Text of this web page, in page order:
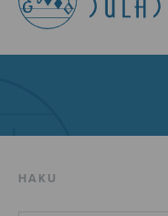
HAKU